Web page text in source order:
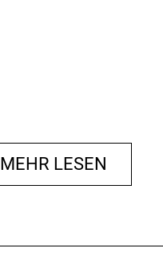
MEHR LESEN